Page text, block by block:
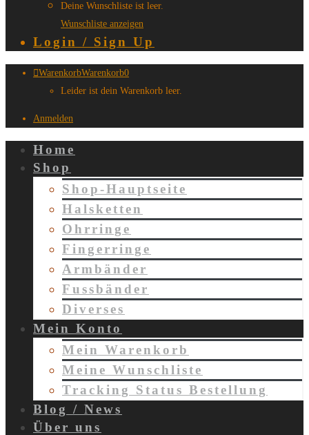
Deine Wunschliste ist leer.
Wunschliste anzeigen
Login / Sign Up
WarenkorbWarenkorb0
Leider ist dein Warenkorb leer.
Anmelden
Home
Shop
Shop-Hauptseite
Halsketten
Ohrringe
Fingerringe
Armbänder
Fussbänder
Diverses
Mein Konto
Mein Warenkorb
Meine Wunschliste
Tracking Status Bestellung
Blog / News
Über uns